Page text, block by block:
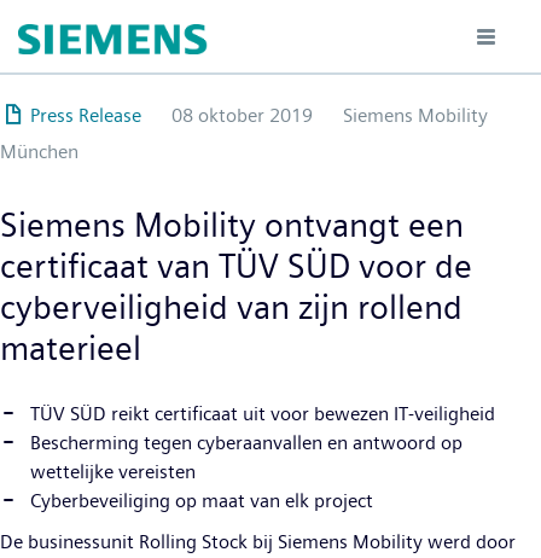
en
naar
de
inhoud
gaan
Press Release 08 oktober 2019
Siemens Mobility
München
Siemens Mobility ontvangt een
certificaat van TÜV SÜD voor de
cyberveiligheid van zijn rollend
materieel
TÜV SÜD reikt certificaat uit voor bewezen IT-veiligheid
Bescherming tegen cyberaanvallen en antwoord op
wettelijke vereisten
Cyberbeveiliging op maat van elk project
De businessunit Rolling Stock bij Siemens Mobility werd door